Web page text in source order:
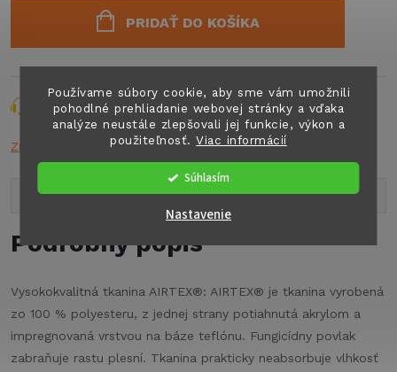
Používame súbory cookie, aby sme vám umožnili
pohodlné prehliadanie webovej stránky a vďaka
analýze neustále zlepšovali jej funkcie, výkon a
použiteľnosť.Viac informácií
Súhlasím
Nastavenie
PRIDAŤ DO KOŠÍKA
Opýtať sa Strážiť Zdieľať
Značka:
Popis produktu
Podrobný popis
Vysokokvalitná tkanina AIRTEX®: AIRTEX® je tkanina vyrobená
zo 100 % polyesteru, z jednej strany potiahnutá akrylom a
impregnovaná vrstvou na báze teflónu. Fungicídny povlak
zabraňuje rastu plesní. Tkanina prakticky neabsorbuje vlhkosť